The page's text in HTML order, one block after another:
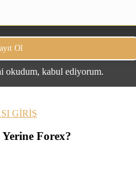
okudum, kabul ediyorum.
GİRİŞ
Forex?